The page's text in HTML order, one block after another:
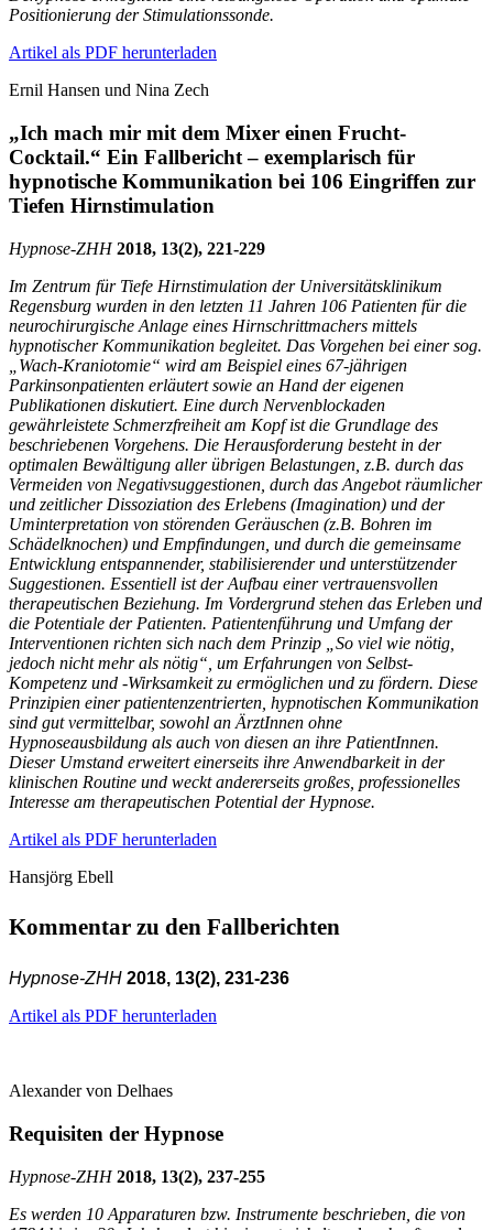
Positionierung der Stimulationssonde.
Artikel als PDF herunterladen
Ernil Hansen und Nina Zech
„Ich mach mir mit dem Mixer einen Frucht-
Cocktail.“ Ein Fallbericht – exemplarisch für
hypnotische Kommunikation bei 106 Eingriffen zur
Tiefen Hirnstimulation
Hypnose-ZHH2018, 13(2), 221-229
Im Zentrum für Tiefe Hirnstimulation der Universitätsklinikum
Regensburg wurden in den letzten 11 Jahren 106 Patienten für die
neurochirurgische Anlage eines Hirnschrittmachers mittels
hypnotischer Kommunikation begleitet. Das Vorgehen bei einer sog.
„Wach-Kraniotomie“ wird am Beispiel eines 67-jährigen
Parkinsonpatienten erläutert sowie an Hand der eigenen
Publikationen diskutiert. Eine durch Nervenblockaden
gewährleistete Schmerzfreiheit am Kopf ist die Grundlage des
beschriebenen Vorgehens. Die Herausforderung besteht in der
optimalen Bewältigung aller übrigen Belastungen, z.B. durch das
Vermeiden von Negativsuggestionen, durch das Angebot räumlicher
und zeitlicher Dissoziation des Erlebens (Imagination) und der
Uminterpretation von störenden Geräuschen (z.B. Bohren im
Schädelknochen) und Empfindungen, und durch die gemeinsame
Entwicklung entspannender, stabilisierender und unterstützender
Suggestionen. Essentiell ist der Aufbau einer vertrauensvollen
therapeutischen Beziehung. Im Vordergrund stehen das Erleben und
die Potentiale der Patienten. Patientenführung und Umfang der
Interventionen richten sich nach dem Prinzip „So viel wie nötig,
jedoch nicht mehr als nötig“, um Erfahrungen von Selbst-
Kompetenz und -Wirksamkeit zu ermöglichen und zu fördern. Diese
Prinzipien einer patientenzentrierten, hypnotischen Kommunikation
sind gut vermittelbar, sowohl an ÄrztInnen ohne
Hypnoseausbildung als auch von diesen an ihre PatientInnen.
Dieser Umstand erweitert einerseits ihre Anwendbarkeit in der
klinischen Routine und weckt andererseits großes, professionelles
Interesse am therapeutischen Potential der Hypnose.
Artikel als PDF herunterladen
Hansjörg Ebell
Kommentar zu den Fallberichten
Hypnose-ZHH 2018, 13(2), 231-236
Artikel als PDF herunterladen
Alexander von Delhaes
Requisiten der Hypnose
Hypnose-ZHH2018, 13(2), 237-255
Es werden 10 Apparaturen bzw. Instrumente beschrieben, die von